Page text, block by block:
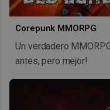
Corepunk MMORPG
Un verdadero
antes, pero mejor!